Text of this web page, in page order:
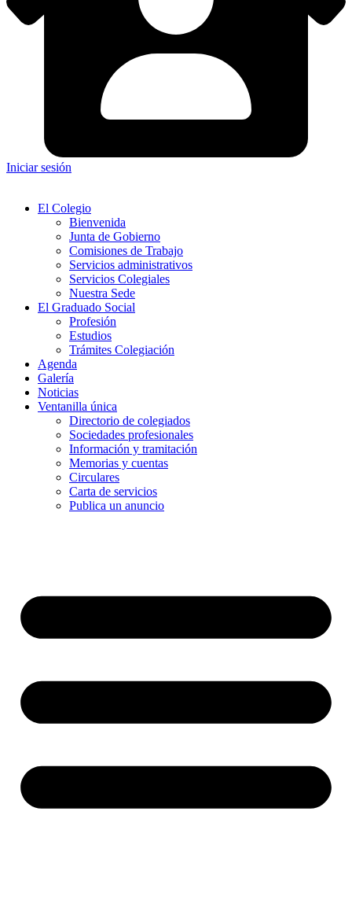
Iniciar sesión
El Colegio
Bienvenida
Junta de Gobierno
Comisiones de Trabajo
Servicios administrativos
Servicios Colegiales
Nuestra Sede
El Graduado Social
Profesión
Estudios
Trámites Colegiación
Agenda
Galería
Noticias
Ventanilla única
Directorio de colegiados
Sociedades profesionales
Información y tramitación
Memorias y cuentas
Circulares
Carta de servicios
Publica un anuncio